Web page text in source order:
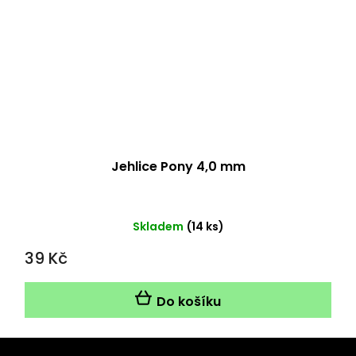
Jehlice Pony 4,0 mm
Skladem (14 ks)
39 Kč
Do košíku